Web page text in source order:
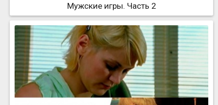
Мужские игры. Часть 2